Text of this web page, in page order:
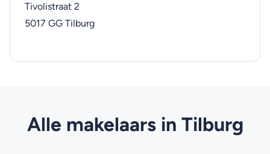
Tivolistraat 2
5017 GG Tilburg
Alle makelaars in Tilburg